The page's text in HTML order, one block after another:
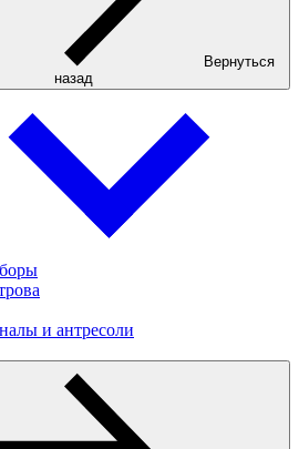
Вернуться
назад
и антресоли